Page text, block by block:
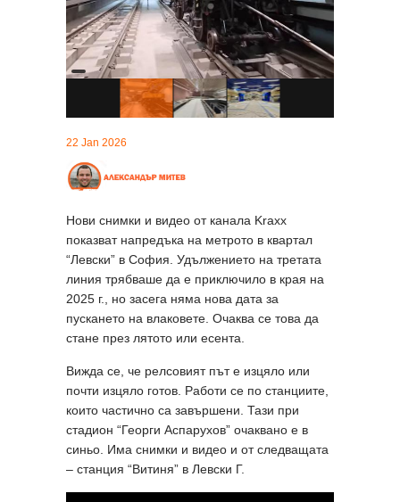
22 Jan 2026
Нови снимки и видео от канала Kraxx
показват напредъка на метрото в квартал
“Левски” в София. Удължението на третата
линия трябваше да е приключило в края на
2025 г., но засега няма нова дата за
пускането на влаковете. Очаква се това да
стане през лятото или есента.
Вижда се, че релсовият път е изцяло или
почти изцяло готов. Работи се по станциите,
които частично са завършени. Тази при
стадион “Георги Аспарухов” очаквано е в
синьо. Има снимки и видео и от следващата
– станция “Витиня” в Левски Г.